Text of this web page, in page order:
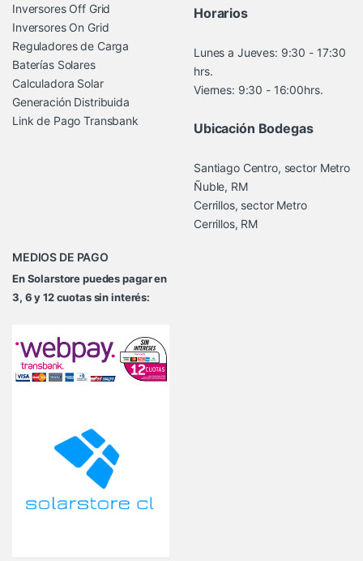
Inversores Off Grid
Inversores On Grid
Reguladores de Carga
Baterías Solares
Calculadora Solar
Generación Distribuida
Link de Pago Transbank
Horarios
Lunes a Jueves: 9:30 - 17:30
hrs.
Viernes: 9:30 - 16:00hrs.
Ubicación Bodegas
Santiago Centro, sector Metro
Ñuble, RM
Cerrillos, sector Metro
Cerrillos, RM
MEDIOS DE PAGO
En Solarstore puedes pagar en
3, 6 y 12 cuotas sin interés: